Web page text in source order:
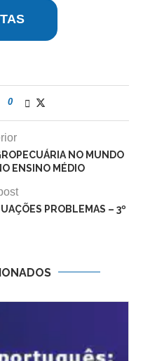
0
NO MUNDO
ENSINO MÉDIO
PROBLEMAS – 3º